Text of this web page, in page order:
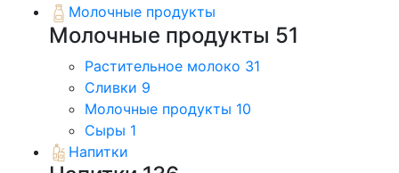
Молочные продукты
Молочные продукты 51
Растительное молоко 31
Сливки 9
Молочные продукты 10
Сыры 1
Напитки